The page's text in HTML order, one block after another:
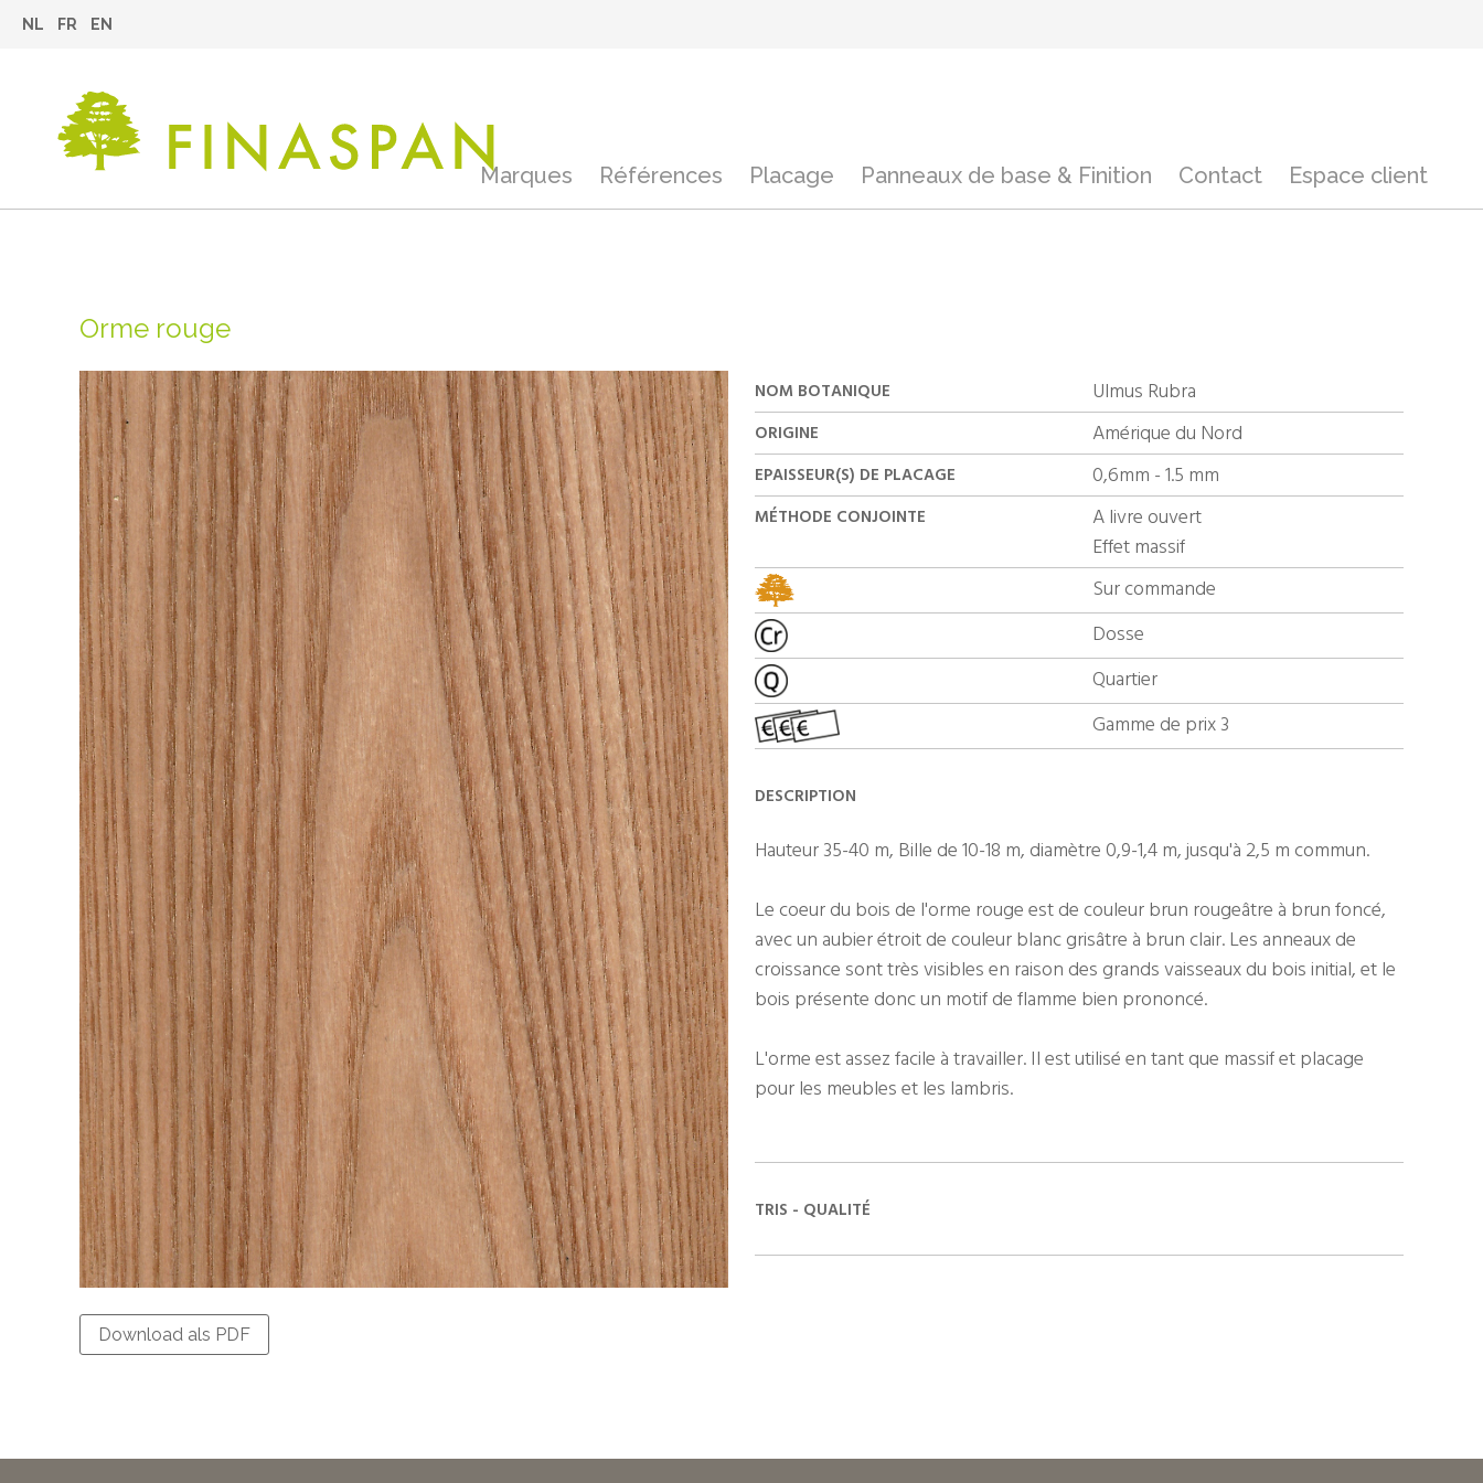
NL FR EN
Marques Références Placage Panneaux de base & Finition Contact Espace client
Orme rouge
Download als PDF
NOM BOTANIQUE Ulmus Rubra
ORIGINE Amérique du Nord
EPAISSEUR(S) DE PLACAGE 0,6mm - 1.5 mm
MÉTHODE CONJOINTE
A livre ouvert
Effet massif
Sur commande
Dosse
Quartier
Gamme de prix 3
DESCRIPTION
Hauteur 35-40 m, Bille de 10-18 m, diamètre 0,9-1,4 m, jusqu'à 2,5 m commun.
Le coeur du bois de l'orme rouge est de couleur brun rougeâtre à brun foncé,
avec un aubier étroit de couleur blanc grisâtre à brun clair. Les anneaux de
croissance sont très visibles en raison des grands vaisseaux du bois initial, et le
bois présente donc un motif de flamme bien prononcé.
L'orme est assez facile à travailler. Il est utilisé en tant que massif et placage
pour les meubles et les lambris.
TRIS - QUALITÉ